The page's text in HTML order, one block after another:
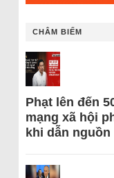
CHÂM BIẾM
Phạt lên đến
mạng xã hội
khi dẫn nguồn